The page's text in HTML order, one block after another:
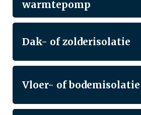
warmtepomp
Dak- of zolderisolatie
Vloer- of bodemisolatie